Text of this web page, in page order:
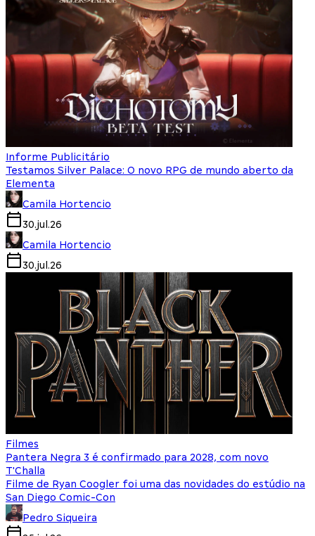
Informe Publicitário
Testamos Silver Palace: O novo RPG de mundo aberto da
Elementa
Camila Hortencio
30.jul.26
Camila Hortencio
30.jul.26
Filmes
Pantera Negra 3 é confirmado para 2028, com novo
T'Challa
Filme de Ryan Coogler foi uma das novidades do estúdio na
San Diego Comic-Con
Pedro Siqueira